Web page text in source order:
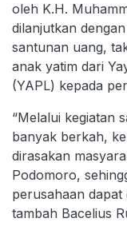
oleh K.H.
dilanjutkan
santunan uang,
anak yatim dari
(YAPL) kepada
“Melalui kegiatan
banyak berkah,
dirasakan
Podomoro,
perusahaan dapat
tambah Bacelius